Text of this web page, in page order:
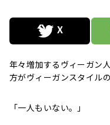
年々増加するヴィーガン
方がヴィーガンスタイル
「一人もいない。」